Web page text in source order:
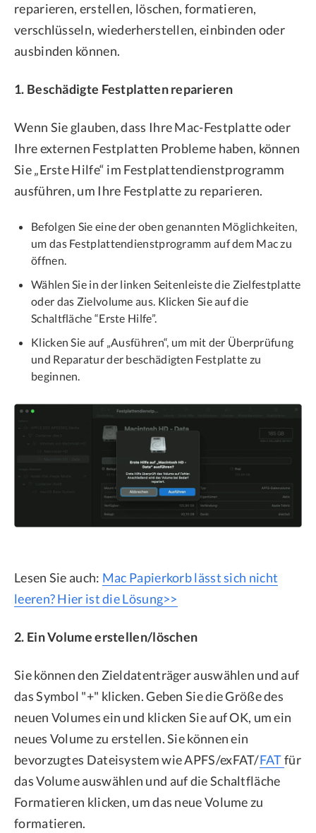
reparieren, erstellen, löschen, formatieren,
verschlüsseln, wiederherstellen, einbinden oder
ausbinden können.
1. Beschädigte Festplatten reparieren
Wenn Sie glauben, dass Ihre Mac-Festplatte oder
Ihre externen Festplatten Probleme haben, können
Sie „Erste Hilfe“ im Festplattendienstprogramm
ausführen, um Ihre Festplatte zu reparieren.
Befolgen Sie eine der oben genannten Möglichkeiten,
um das Festplattendienstprogramm auf dem Mac zu
öffnen.
Wählen Sie in der linken Seitenleiste die Zielfestplatte
oder das Zielvolume aus. Klicken Sie auf die
Schaltfläche “Erste Hilfe”.
Klicken Sie auf „Ausführen“, um mit der Überprüfung
und Reparatur der beschädigten Festplatte zu
beginnen.
Lesen Sie auch: Mac Papierkorb lässt sich nicht
leeren? Hier ist die Lösung>>
2. Ein Volume erstellen/löschen
Sie können den Zieldatenträger auswählen und auf
das Symbol "+" klicken. Geben Sie die Größe des
neuen Volumes ein und klicken Sie auf OK, um ein
neues Volume zu erstellen. Sie können ein
bevorzugtes Dateisystem wie APFS/exFAT/FATfür
das Volume auswählen und auf die Schaltfläche
Formatieren klicken, um das neue Volume zu
formatieren.